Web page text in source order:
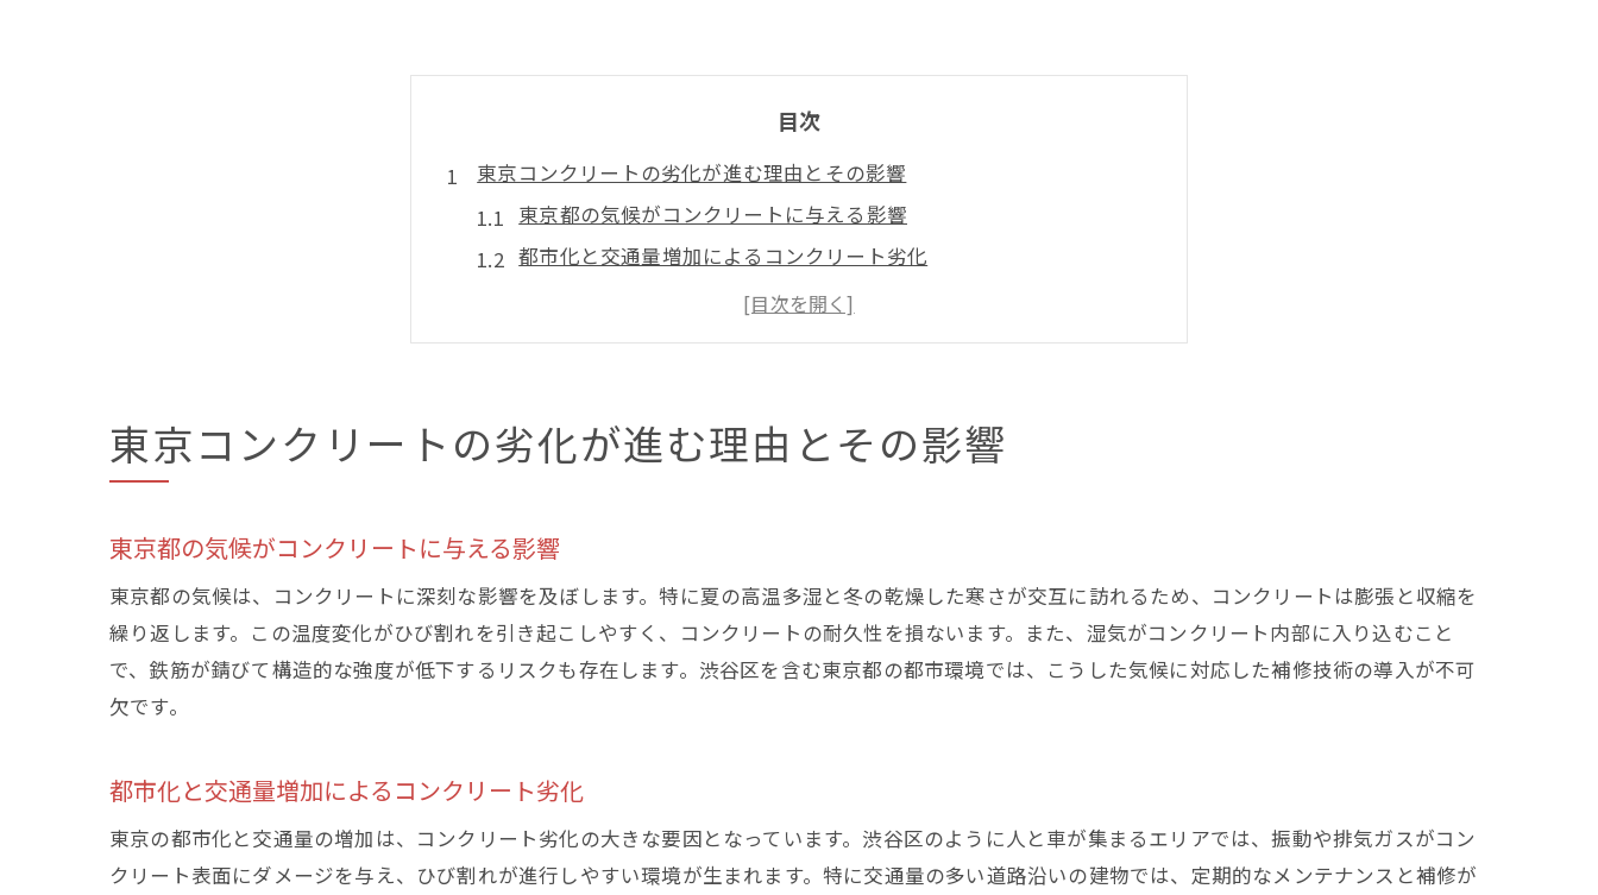
目次
東京コンクリートの劣化が進む理由とその影響
東京都の気候がコンクリートに与える影響
都市化と交通量増加によるコンクリート劣化
環境要因がもたらすコンクリートの長期的な損傷
劣化したコンクリートがもたらす安全面の懸念
渋谷区で特に注意が必要な劣化パターン
渋谷区でのコンクリートひび割れ事例から学ぶ補修の重要性
ひび割れの早期発見が重要な理由
ひび割れ放置が引き起こす住環境への影響
地域特性を考慮した補修計画の立て方
補修事例から学ぶ効果的な対策
最新のコンクリート補修技術とは
テクノロジーの進化が補修に与える影響
効果的な補修を実現するための技術選定
東京コンクリートの劣化が進む理由とその影響
東京都の気候がコンクリートに与える影響
東京都の気候は、コンクリートに深刻な影響を及ぼします。特に夏の高温多湿と冬の乾燥した寒さが交互に訪れるため、コンクリートは膨張と収縮を
繰り返します。この温度変化がひび割れを引き起こしやすく、コンクリートの耐久性を損ないます。また、湿気がコンクリート内部に入り込むこと
で、鉄筋が錆びて構造的な強度が低下するリスクも存在します。渋谷区を含む東京都の都市環境では、こうした気候に対応した補修技術の導入が不可
欠です。
都市化と交通量増加によるコンクリート劣化
東京の都市化と交通量の増加は、コンクリート劣化の大きな要因となっています。渋谷区のように人と車が集まるエリアでは、振動や排気ガスがコン
クリート表面にダメージを与え、ひび割れが進行しやすい環境が生まれます。特に交通量の多い道路沿いの建物では、定期的なメンテナンスと補修が